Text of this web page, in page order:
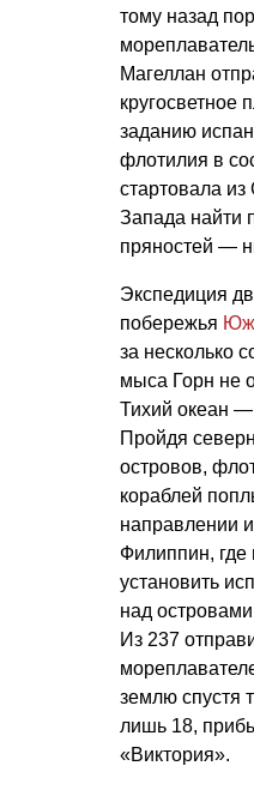
тому назад
Магеллан
кругосветное
заданию
флотилия в
стартовала
Запада найти
пряностей —
Экспедиция
побережья
за несколько
мыса Горн не
Тихий океан
Пройдя
островов,
кораблей
направлении
Филиппин, где
установить
над
Из 237
землю спустя
лишь 18,
«Виктория».